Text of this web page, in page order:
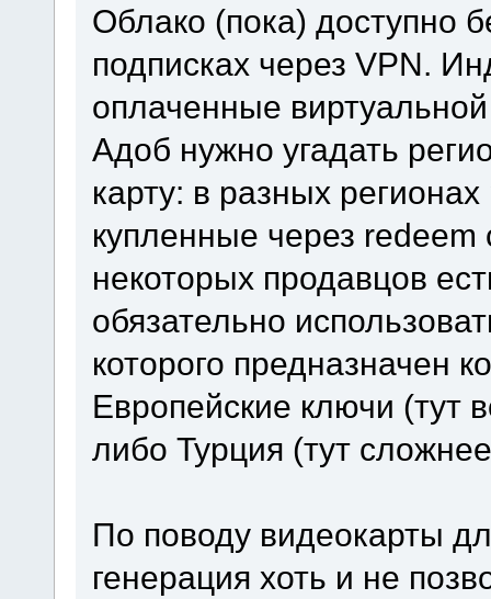
Облако (пока) доступно
подписках через VPN.
оплаченные
Адоб нужно угадать
карту: в разных
купленные через redeem
некоторых продавцов
обязательно
которого предназначен
Европейские ключи (тут
либо Турция (тут
По поводу видеокарты
генерация хоть и не